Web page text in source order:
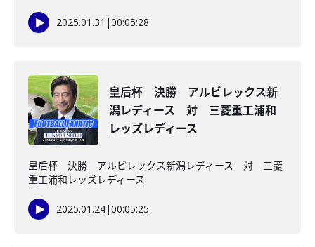
2025.01.31 |00:05:28
皇后杯 決勝 アルビレックス新
潟レディース 対 三菱重工浦和
レッズレディース
皇后杯 決勝 アルビレックス新潟レディース 対 三菱
重工浦和レッズレディース
2025.01.24|00:05:25